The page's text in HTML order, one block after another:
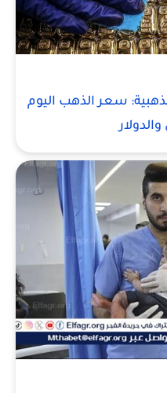
سعر الذهب اليوم